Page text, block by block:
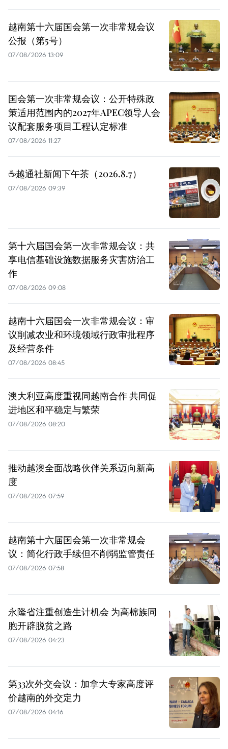
越南第十六届国会第一次非常规会议
公报（第5号）
07/08/2026 13:09
国会第一次非常规会议：公开特殊政
策适用范围内的2027年APEC领导人会
议配套服务项目工程认定标准
07/08/2026 11:27
☕️越通社新闻下午茶（2026.8.7）
07/08/2026 09:39
第十六届国会第一次非常规会议：共
享电信基础设施数据服务灾害防治工
作
07/08/2026 09:08
越南十六届国会一次非常规会议：审
议削减农业和环境领域行政审批程序
及经营条件
07/08/2026 08:45
澳大利亚高度重视同越南合作 共同促
进地区和平稳定与繁荣
07/08/2026 08:20
推动越澳全面战略伙伴关系迈向新高
度
07/08/2026 07:59
越南第十六届国会第一次非常规会
议：简化行政手续但不削弱监管责任
07/08/2026 07:58
永隆省注重创造生计机会 为高棉族同
胞开辟脱贫之路
07/08/2026 04:23
第33次外交会议：加拿大专家高度评
价越南的外交定力
07/08/2026 04:16